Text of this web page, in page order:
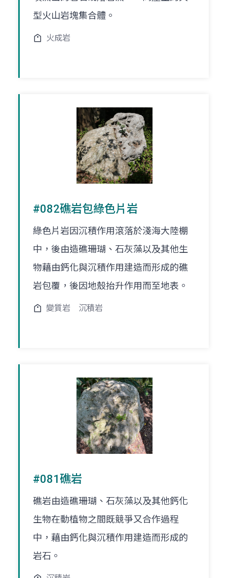
型火山岩塊集合體。
火成岩
#082礁岩包綠色片岩
綠色片岩因沉積作用滾落於淺海大陸棚
中，後由造礁珊瑚、石灰藻以及其他生
物藉由鈣化與沉積作用建造而形成的礁
岩包覆，後因地殼抬升作用而至地表。
變質岩 沉積岩
#081礁岩
礁岩由造礁珊瑚、石灰藻以及其他鈣化
生物在動植物之間既競爭又合作過程
中，藉由鈣化與沉積作用建造而形成的
岩石。